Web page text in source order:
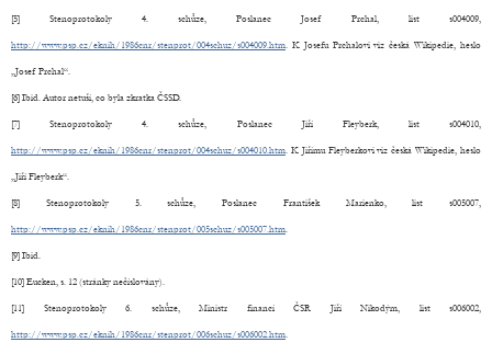
[5] Stenoprotokoly 4. schůze, Poslanec Josef Prchal, list s004009,
http://www.psp.cz/eknih/1986cnr/stenprot/004schuz/s004009.htm. K Josefu Prchalovi viz česká Wikipedie, heslo
„Josef Prchal“.
[6] Ibid. Autor netuší, co byla zkratka ČSSD.
[7] Stenoprotokoly 4. schůze, Poslanec Jiří Fleyberk, list s004010,
http://www.psp.cz/eknih/1986cnr/stenprot/004schuz/s004010.htm. K Jiřímu Fleyberkovi viz česká Wikipedie, heslo
„Jiří Fleyberk“.
[8] Stenoprotokoly 5. schůze, Poslanec František Marienko, list s005007,
http://www.psp.cz/eknih/1986cnr/stenprot/005schuz/s005007.htm.
[9] Ibid.
[10] Eucken, s. 12 (stránky nečíslovány).
[11] Stenoprotokoly 6. schůze, Ministr financí ČSR Jiří Nikodým, list s006002,
http://www.psp.cz/eknih/1986cnr/stenprot/006schuz/s006002.htm.